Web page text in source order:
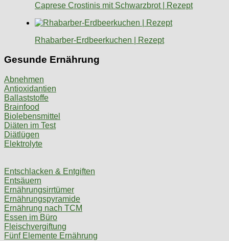
Caprese Crostinis mit Schwarzbrot | Rezept
Rhabarber-Erdbeerkuchen | Rezept
Gesunde Ernährung
Abnehmen
Antioxidantien
Ballaststoffe
Brainfood
Biolebensmittel
Diäten im Test
Diätlügen
Elektrolyte
Entschlacken & Entgiften
Entsäuern
Ernährungsirrtümer
Ernährungspyramide
Ernährung nach TCM
Essen im Büro
Fleischvergiftung
Fünf Elemente Ernährung